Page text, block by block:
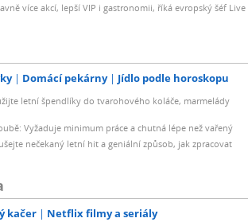
více akcí, lepší VIP i gastronomii, říká evropský šéf Live
Domácí pekárny Jídlo podle horoskopu
letní špendlíky do tvarohového koláče, marmelády
Vyžaduje minimum práce a chutná lépe než vařený
nečekaný letní hit a geniální způsob, jak zpracovat
kačer Netflix filmy a seriály